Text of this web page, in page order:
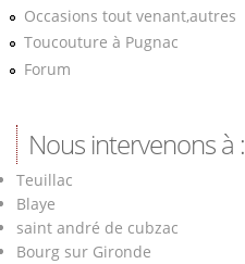
Occasions tout venant,autres
Toucouture à Pugnac
Forum
Nous intervenons à :
Teuillac
Blaye
saint andré de cubzac
Bourg sur Gironde